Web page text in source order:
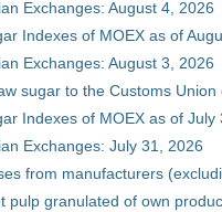
Exchanges: August 4, 2026
Indexes of MOEX as of
Exchanges: August 3, 2026
sugar to the Customs
Indexes of MOEX as of July
Exchanges: July 31, 2026
from manufacturers
pulp granulated of own